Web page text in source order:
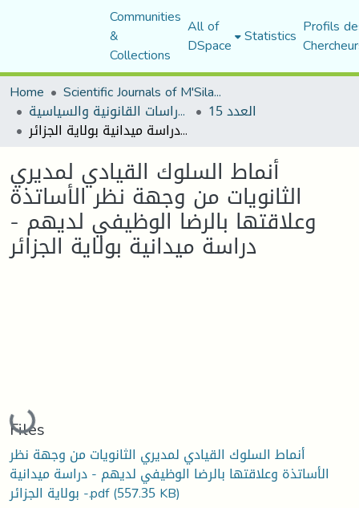
Communities
&
Collections
All of
DSpace Statistics Profils
Home
Scientific Journals of M'Sila University
مجلة الأستاذ الباحث للدراسات القانونية والسياسية العدد 15
أنماط السلوك القيادي لمديري الثانويات من وجهة نظر الأساتذة وعلاقتها بالرضا الوظيفي لديهم - دراسة ميدانية بولاية الجزائر
أنماط السلوك القيادي لمديري
الثانويات من وجهة نظر الأساتذة
وعلاقتها بالرضا الوظيفي لديهم -
دراسة ميدانية بولاية الجزائر
Loading...
Files
أنماط السلوك القيادي لمديري الثانويات من وجهة نظر
الأساتذة وعلاقتها بالرضا الوظيفي لديهم - دراسة ميدانية
بولاية الجزائر -.pdf(557.35 KB)